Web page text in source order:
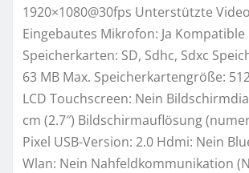
1920×1080@30fps Unterstützte
Eingebautes Mikrofon: Ja Kompatible
Speicherkarten: SD, Sdhc, Sdxc
63 MB Max. Speicherkartengröße:
LCD Touchscreen: Nein
cm (2.7″) Bildschirmauflösung
Pixel USB-Version: 2.0 Hdmi: Nein
Wlan: Nein Nahfeldkommunikation